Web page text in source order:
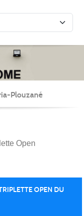
Plouzané
Open
OPEN DU